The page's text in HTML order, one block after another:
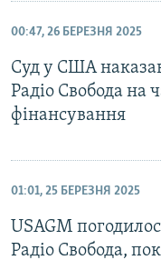
00:47, 26 БЕРЕЗНЯ 2025
Суд у США
Радіо Свобода на
фінансування
01:01, 25 БЕРЕЗНЯ 2025
USAGM
Радіо Свобода,